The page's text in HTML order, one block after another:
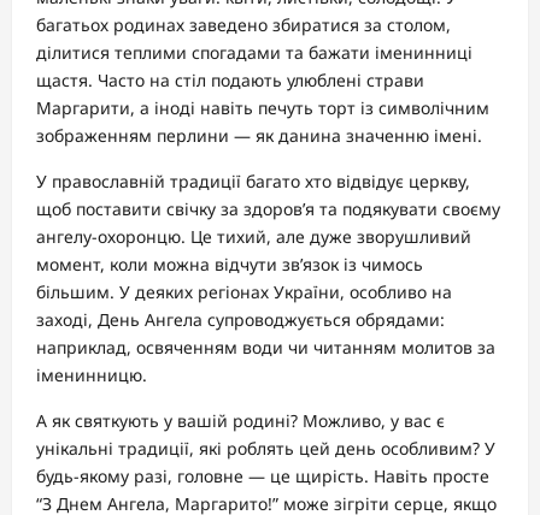
багатьох родинах заведено збиратися за столом,
ділитися теплими спогадами та бажати іменинниці
щастя. Часто на стіл подають улюблені страви
Маргарити, а іноді навіть печуть торт із символічним
зображенням перлини — як данина значенню імені.
У православній традиції багато хто відвідує церкву,
щоб поставити свічку за здоров’я та подякувати своєму
ангелу-охоронцю. Це тихий, але дуже зворушливий
момент, коли можна відчути зв’язок із чимось
більшим. У деяких регіонах України, особливо на
заході, День Ангела супроводжується обрядами:
наприклад, освяченням води чи читанням молитов за
іменинницю.
А як святкують у вашій родині? Можливо, у вас є
унікальні традиції, які роблять цей день особливим? У
будь-якому разі, головне — це щирість. Навіть просте
“З Днем Ангела, Маргарито!” може зігріти серце, якщо